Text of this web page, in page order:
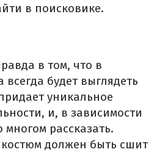
в поисковике.
в том, что в
будет выглядеть
уникальное
и, в зависимости
многом рассказать.
костюм должен быть сшит